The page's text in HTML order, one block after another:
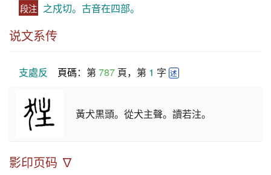
段注 之戍切。古音在四部。
说文系传
支處反 頁碼：第 787 頁，第 1 字 述
黃犬黒頭。從犬主聲。讀若注。
影印页码 ∇